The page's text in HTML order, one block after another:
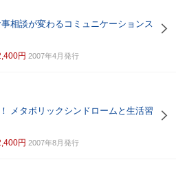
相談が変わるコミュニケーションス
円 2007年4月発行
メタボリックシンドロームと生活習
円 2007年8月発行